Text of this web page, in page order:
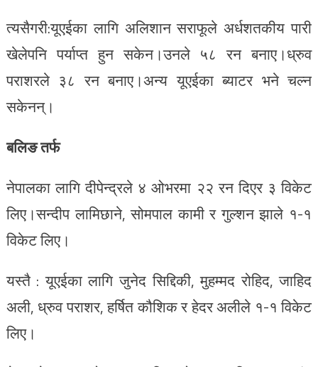
त्यसैगरी:यूएईका लागि अलिशान सराफूले अर्धशतकीय पारी
खेलेपनि पर्याप्त हुन सकेन।उनले ५८ रन बनाए।ध्रुव
पराशरले ३८ रन बनाए।अन्य यूएईका ब्याटर भने चल्न
सकेनन्।
बलिङ तर्फ
नेपालका लागि दीपेन्द्रले ४ ओभरमा २२ रन दिएर ३ विकेट
लिए।सन्दीप लामिछाने, सोमपाल कामी र गुल्शन झाले १-१
विकेट लिए।
यस्तै : यूएईका लागि जुनेद सिद्दिकी, मुहम्मद रोहिद, जाहिद
अली, ध्रुव पराशर, हर्षित कौशिक र हेदर अलीले १-१ विकेट
लिए।